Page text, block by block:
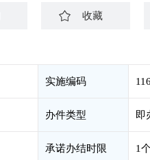
收藏
实施编码
办件类型 即
承诺办结时限 1